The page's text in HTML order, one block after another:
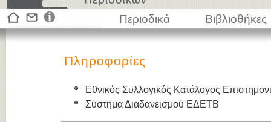
Περιοδικά Βιβλιοθήκες
Πληροφορίες
Εθνικός Συλλογικός Κατάλογος
Σύστημα Διαδανεισμού ΕΔΕΤΒ